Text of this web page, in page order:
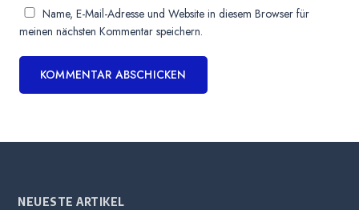
Name, E-Mail-Adresse und Website in diesem Browser für
meinen nächsten Kommentar speichern.
NEUESTE ARTIKEL